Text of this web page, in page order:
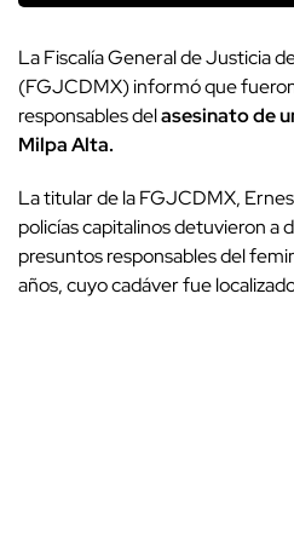
La Fiscalía General de Justicia
(FGJCDMX) informó que
responsables delasesinato de
Milpa Alta.
La titular de la FGJCDMX,
policías capitalinos detuvieron a
presuntos responsables del
años, cuyo cadáver fue